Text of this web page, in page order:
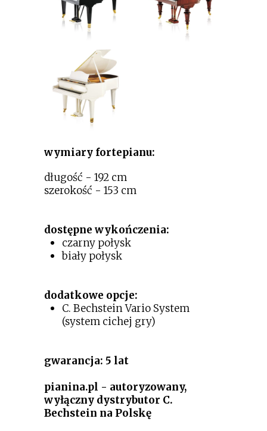
wymiary fortepianu:
długość - 192 cm
szerokość - 153 cm
dostępne wykończenia:
czarny połysk
biały połysk
dodatkowe opcje:
C. Bechstein Vario System
(system cichej gry)
gwarancja: 5 lat
pianina.pl - autoryzowany,
wyłączny dystrybutor C.
Bechstein na Polskę